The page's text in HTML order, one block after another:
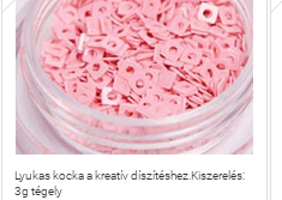
Lyukas kocka a kreatív díszítéshez.Kiszerelés:
3g tégely